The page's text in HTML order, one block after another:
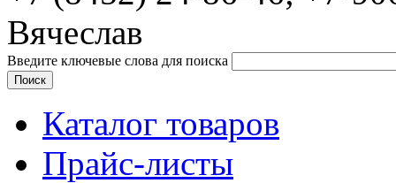
Вячеслав
Введите ключевые слова для поиска
Каталог товаров
Прайс-листы